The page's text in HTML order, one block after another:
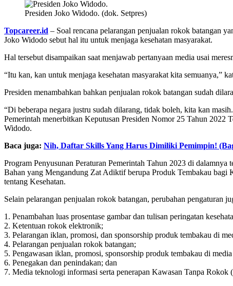
Presiden Joko Widodo. (dok. Setpres)
Topcareer.id – Soal rencana pelarangan penjualan rokok batangan
Joko Widodo sebut hal itu untuk menjaga kesehatan masyarakat.
Hal tersebut disampaikan saat menjawab pertanyaan media usai
“Itu kan, kan untuk menjaga kesehatan masyarakat kita semuanya,”
Presiden menambahkan bahkan penjualan rokok batangan sudah
“Di beberapa negara justru sudah dilarang, tidak boleh, kita kan
Pemerintah menerbitkan Keputusan Presiden Nomor 25 Tahun 2022
Widodo.
Baca juga: Nih, Daftar Skills Yang Harus Dimiliki Pemimpin!
Program Penyusunan Peraturan Pemerintah Tahun 2023 di dalamnya
Bahan yang Mengandung Zat Adiktif berupa Produk Tembakau bagi
tentang Kesehatan.
Selain pelarangan penjualan rokok batangan, perubahan pengaturan
1. Penambahan luas prosentase gambar dan tulisan peringatan
2. Ketentuan rokok elektronik;
3. Pelarangan iklan, promosi, dan sponsorship produk tembakau di
4. Pelarangan penjualan rokok batangan;
5. Pengawasan iklan, promosi, sponsorship produk tembakau di
6. Penegakan dan penindakan; dan
7. Media teknologi informasi serta penerapan Kawasan Tanpa Rokok